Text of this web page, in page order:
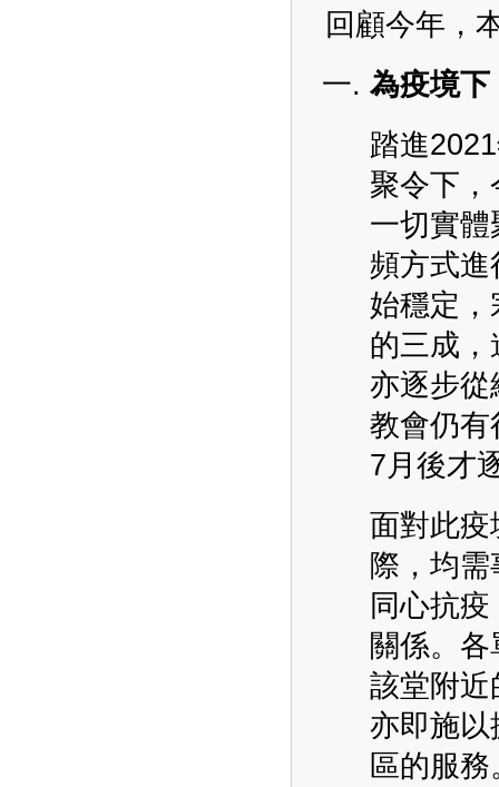
回顧今年，
為疫境下
踏進
聚令下
一切實
頻方式進
始穩定
的三成
亦逐步從
教會仍有
7月後才
面對此疫
際，均
同心抗
關係。
該堂附近
亦即施以
區的服